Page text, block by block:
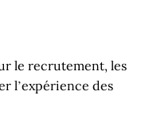
le recrutement, les
l’expérience des